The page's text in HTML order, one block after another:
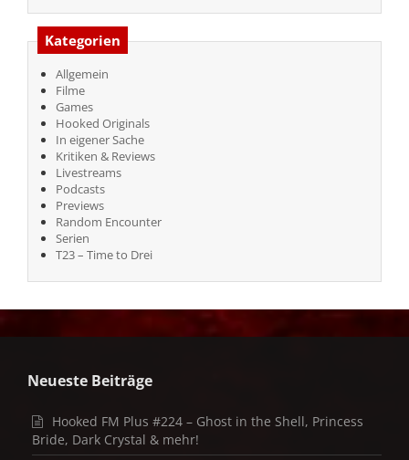
Kategorien
Allgemein
Filme
Games
Hooked Originals
In eigener Sache
Kritiken & Reviews
Livestreams
Podcasts
Previews
Random Encounter
Serien
T23 – Time to Drei
Neueste Beiträge
Hooked FM Plus #224 – Ghost in the Shell, Princess
Bride, Dark Crystal & mehr!